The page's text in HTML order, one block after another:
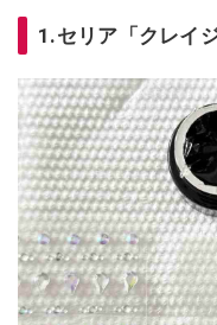
1.セリア「クレイ